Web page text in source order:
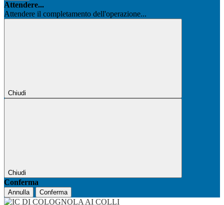
Attendere...
Attendere il completamento dell'operazione...
Chiudi
Chiudi
Conferma
Annulla Conferma